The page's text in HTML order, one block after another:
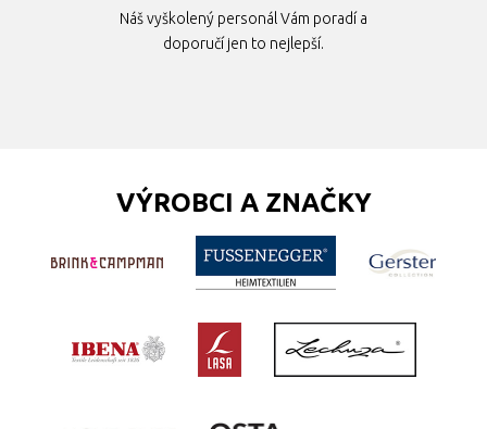
Náš vyškolený personál Vám poradí a
doporučí jen to nejlepší.
VÝROBCI A ZNAČKY